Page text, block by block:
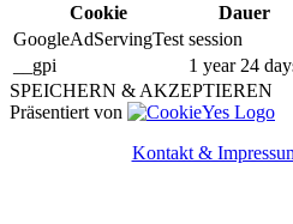
Cookie
Dauer
GoogleAdServingTest session
__gpi
1 year 24
SPEICHERN & AKZEPTIEREN
Präsentiert von
Kontakt &